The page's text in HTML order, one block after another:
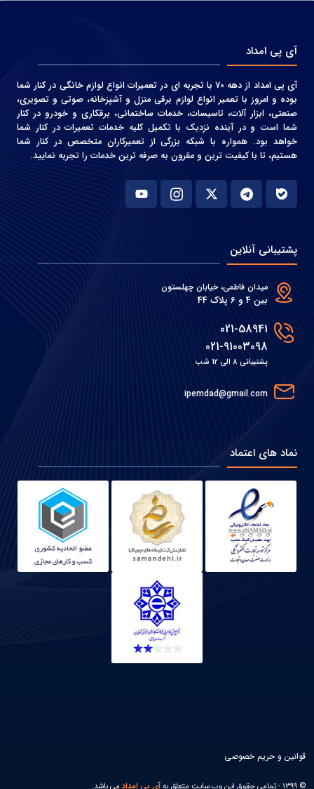
آی پی امداد
آی پی امداد از دهه 70 با تجربه ای در تعمیرات انواع لوازم خانگی در کنار شما
بوده و امروز با تعمیر انواع لوازم برقی منزل و آشپزخانه، صوتی و‌ تصویری،
صنعتی، ابزار آلات، تاسیسات، خدمات ساختمانی، برقکاری و خودرو در کنار
شما است و در آینده نزدیک با تکمیل کلیه خدمات تعمیرات در کنار شما
خواهد بود. همواره با شبکه بزرگی از تعمیرکاران متخصص در کنار شما
هستیم، تا با کیفیت ترین و مقرون به صرفه ترین خدمات را تجربه نمایید.
پشتیبانی آنلاین
میدان فاطمی، خیابان چهلستون
بین 4 و 6 پلاک 44
021-58941
021-91003098
پشتیبانی 8 الی 12 شب
ipemdad@gmail.com
نماد های اعتماد
© 1399 - تمامی حقوق این وب سایت متعلق به آی پی امدادمی باشد.
قوانین و حریم خصوصی